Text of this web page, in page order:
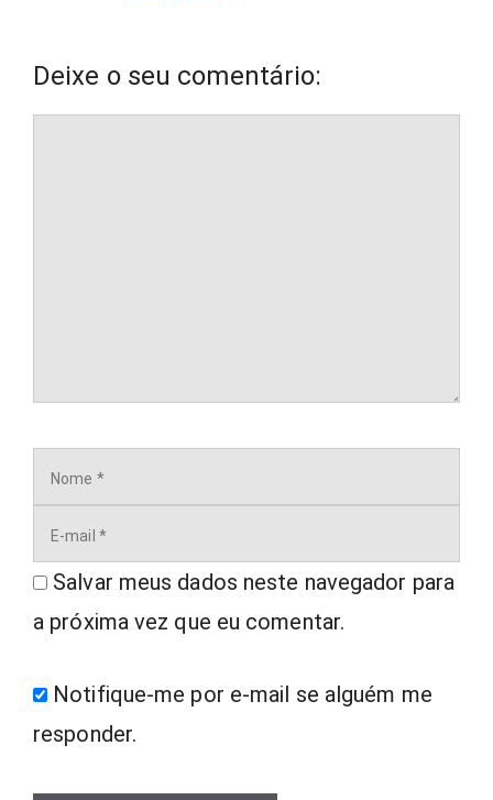
Deixe o seu comentário:
Nome
E-
mail
Salvar meus dados neste navegador para
a próxima vez que eu comentar.
Notifique-me por e-mail se alguém me
responder.